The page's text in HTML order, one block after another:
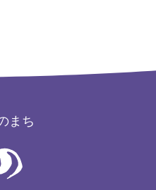
まち